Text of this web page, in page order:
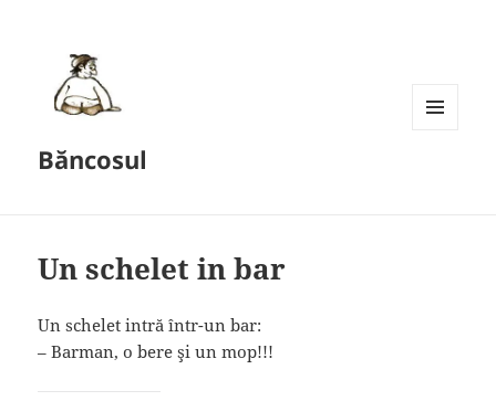
Băncosul
Un schelet in bar
Un schelet intră într-un bar:
– Barman, o bere şi un mop!!!